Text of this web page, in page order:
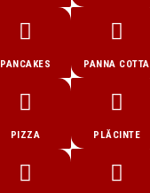
PANCAKES PANNA COTTA
PIZZA PLĂCINTE